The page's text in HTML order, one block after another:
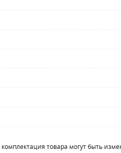
товара могут быть